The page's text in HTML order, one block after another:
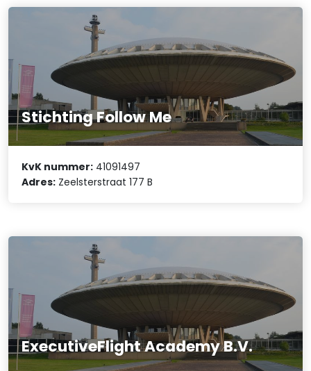
Stichting Follow Me
KvK nummer: 41091497
Adres: Zeelsterstraat 177 B
ExecutiveFlight Academy B.V.